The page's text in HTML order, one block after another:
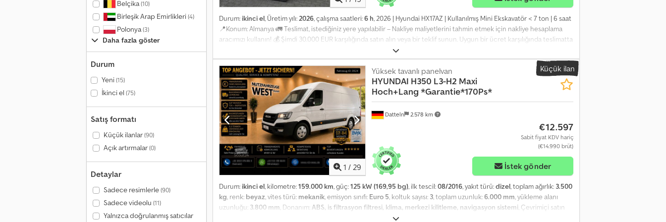
Belçika(10)
Birleşik Arap Emirlikleri(4)
Polonya(3)
Daha fazla göster
Durum
Yeni(15)
İkinci el (75)
Satış formatı
Küçük ilanlar(90)
Açık artırmalar(0)
Detaylar
Sadece resimlerle(90)
Sadece videolu (11)
Yalnızca doğrulanmış satıcılar
Durum: ikinci el, Üretim yılı:2026, çalışma saatleri:6 h, 2026 | Hyundai HX17AZ | Kullanılmış Mini Ekskavatör < 7 ton | 6 saat
📍Konum: Almanya 🚛 Teslimat, istediğiniz yere yapılabilir – Nakliye maliyetlerini tahmin etmek için nakliye hesaplama
aracımızı kullanın! 💰 Şimdi 30.000 EUR karşılığında satın alın veya bir teklif sunun. Uygun bir ücret karşılığında teslimatta
ödeme yapılabilir (onaya tabidir)* 👷‍♂️ Bağımsız bir uzman tarafından incelenmiştir 0 İnceleme noktası 0 onaylandı ✅ 0
eksiklik ℹ️ 0 harcama ⚠️ 📌 Müfettişin Yorumu: 📄 Tam incelemeyi, ek fotoğrafları veya bir videoyu görmek ister misiniz?
İpucu: Daha fazla ayrıntı bulmak için çevrimiçi arama yaparken "41078 Equippo" referansı sıklıkla kullanılır. Dodezh Ilujpfx
Abvjck 💡 Bu makine ve hizmetimizin neden öne çıktığı: ✔ Profesyoneller tarafından kapsamlı inceleme ✔ Şantiyeye
teslimat imkanı ✔ Para İade Garantisi ✔ Güvenli ve esnek ödeme seçenekleri 🔄 Diğer ekipman seçeneklerini
değerlendiriyor musunuz? Tüm ekipman sahipleri ve operatörleri için kullanışlı araçlar ve kaynaklar sunuyoruz –
platformumuzda kolayca erişilebilir.
Küçük ilan
1 / 29
Datteln 2.578 km
Yüksek tavanlı panelvan
HYUNDAI H350 L3-H2 Maxi
Hoch+Lang *Garantie*170Ps*
€12.597
Sabit fiyat KDV hariç
(€14.990 brüt)
İstek gönder
Durum: ikinci el, kilometre:159.000 km, güç:125 kW (169,95 bg), ilk tescil:08/2016, yakıt türü:dizel, toplam ağırlık: 3.500
kg, renk: beyaz, vites türü: mekanik, emisyon sınıfı: Euro 5, koltuk sayısı: 3, toplam uzunluk:6.000 mm, yükleme alanı
uzunluğu: 3.800 mm, Donanım: ABS, is filtrasyon filtresi, klima, merkezi kilitleme, navigasyon sistemi, Çevrimiçi satın
alın. Dijital olarak finanse edin. Ülke çapında teslimat yaptırın. ----Şimdi WhatsApp üzerinden sohbet edin: Satış